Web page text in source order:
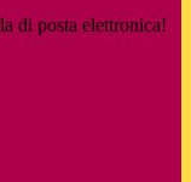
di posta elettronica!